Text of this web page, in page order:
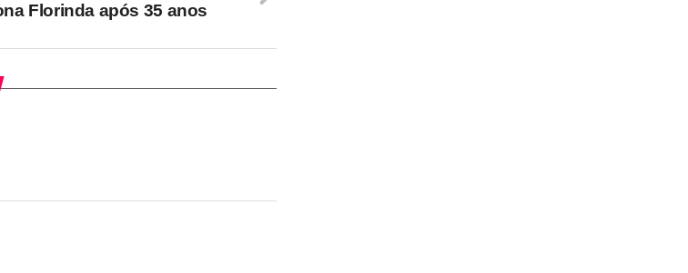
Florinda após 35 anos